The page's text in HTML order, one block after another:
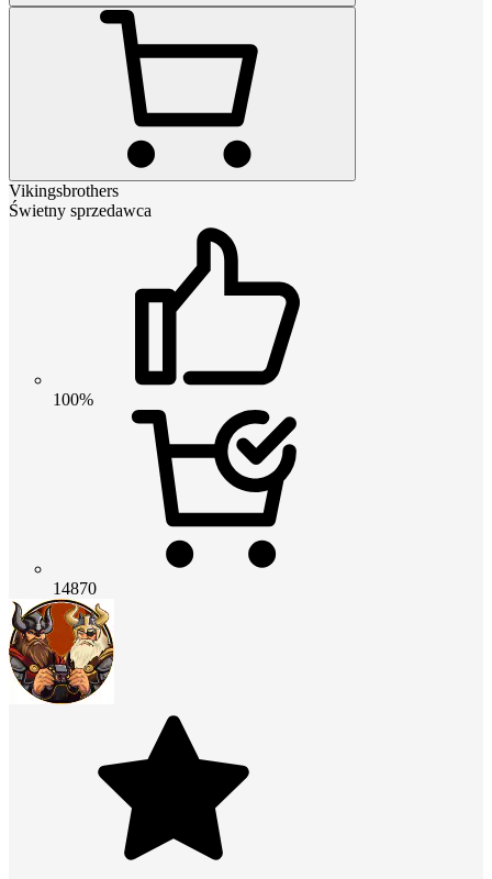
Vikingsbrothers
Świetny sprzedawca
100%
14870